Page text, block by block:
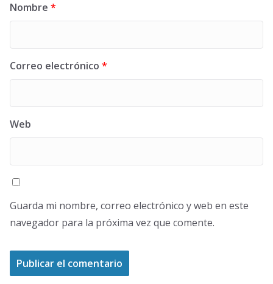
Nombre *
Correo electrónico *
Web
Guarda mi nombre, correo electrónico y web en este
navegador para la próxima vez que comente.